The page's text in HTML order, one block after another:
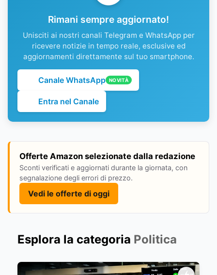
Rimani sempre aggiornato!
Unisciti ai nostri canali Telegram e WhatsApp per
ricevere notizie in tempo reale, esclusive ed
aggiornamenti direttamente sul tuo smartphone.
Canale WhatsApp NOVITÀ
Entra nel Canale
Offerte Amazon selezionate dalla redazione
Sconti verificati e aggiornati durante la giornata, con
segnalazione degli errori di prezzo.
Vedi le offerte di oggi
Esplora la categoria Politica